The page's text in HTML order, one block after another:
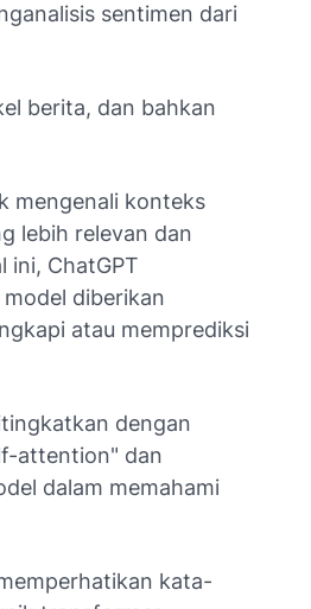
sentimen dari
berita, dan bahkan
mengenali konteks
lebih relevan dan
ini, ChatGPT
diberikan
atau memprediksi
dengan
attention" dan
dalam memahami
kata-